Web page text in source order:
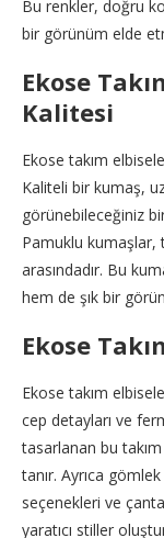
Bu renkler, doğru
bir görünüm elde
Ekose
Kalitesi
Ekose takım
Kaliteli bir kumaş,
görünebileceğiniz
Pamuklu kumaşlar,
arasındadır. Bu
hem de şık bir
Ekose
Ekose takım
cep detayları ve
tasarlanan bu
tanır. Ayrıca
seçenekleri ve
yaratıcı stiller